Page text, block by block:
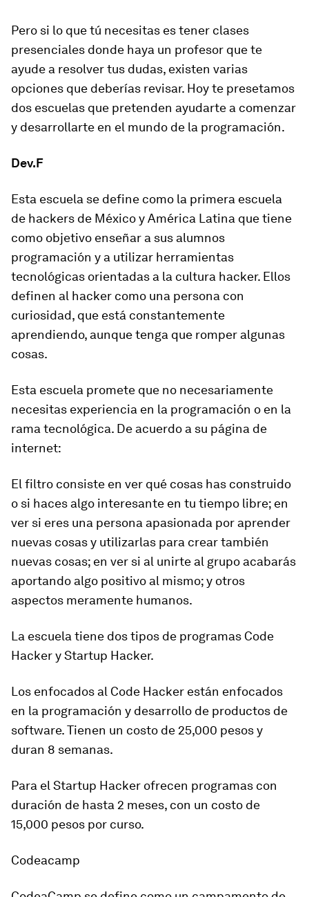
Pero si lo que tú necesitas es tener clases
presenciales donde haya un profesor que te
ayude a resolver tus dudas, existen varias
opciones que deberías revisar. Hoy te presetamos
dos escuelas que pretenden ayudarte a comenzar
y desarrollarte en el mundo de la programación.
Dev.F
Esta escuela se define como la primera escuela
de hackers de México y América Latina quetiene
como objetivo enseñar a sus alumnos
programación y a utilizar herramientas
tecnológicas orientadas a la cultura hacker. Ellos
definen al hacker como una persona con
curiosidad, que está constantemente
aprendiendo, aunque tenga que romper algunas
cosas.
Esta escuela promete que no necesariamente
necesitas experiencia en la programación o en la
rama tecnológica. De acuerdo a su página de
internet:
El filtro consiste en ver qué cosas has construido
o si haces algo interesante en tu tiempo libre; en
ver si eres una persona apasionada por aprender
nuevas cosas y utilizarlas para crear también
nuevas cosas; en ver si al unirte al grupo acabarás
aportando algo positivo al mismo; y otros
aspectos meramente humanos.
La escuela tiene dos tipos de programas Code
Hacker y Startup Hacker.
Los enfocados al Code Hacker están enfocados
en la programación y desarrollo de productos de
software. Tienen un costo de 25,000 pesos y
duran 8 semanas.
Para el Startup Hacker ofrecen programas con
duración de hasta 2 meses, con un costo de
15,000 pesos por curso.
Codeacamp